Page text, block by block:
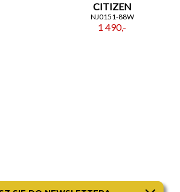
CITIZEN
NJ0151-88W
1 490,-
CITIZEN